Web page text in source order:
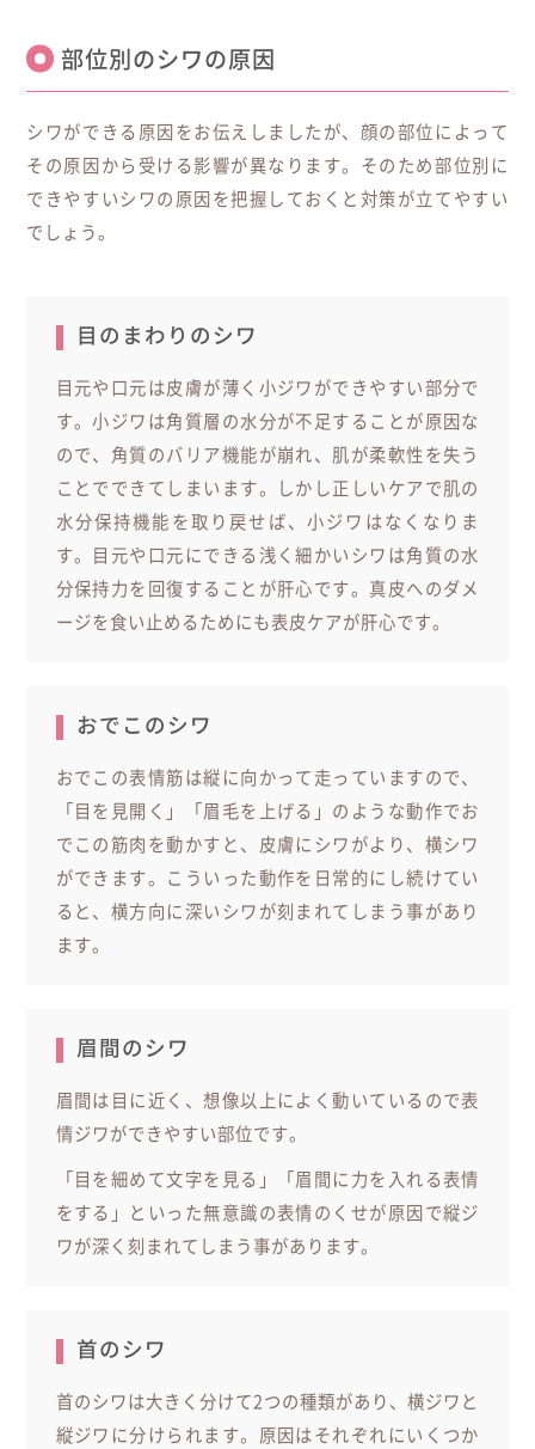
部位別のシワの原因
シワができる原因をお伝えしましたが、顔の部位によって
その原因から受ける影響が異なります。そのため部位別に
できやすいシワの原因を把握しておくと対策が立てやすい
でしょう。
目のまわりのシワ
目元や口元は皮膚が薄く小ジワができやすい部分で
す。小ジワは角質層の水分が不足することが原因な
ので、角質のバリア機能が崩れ、肌が柔軟性を失う
ことでできてしまいます。しかし正しいケアで肌の
水分保持機能を取り戻せば、小ジワはなくなりま
す。目元や口元にできる浅く細かいシワは角質の水
分保持力を回復することが肝心です。真皮へのダメ
ージを食い止めるためにも表皮ケアが肝心です。
おでこのシワ
おでこの表情筋は縦に向かって走っていますので、
「目を見開く」「眉毛を上げる」のような動作でお
でこの筋肉を動かすと、皮膚にシワがより、横シワ
ができます。こういった動作を日常的にし続けてい
ると、横方向に深いシワが刻まれてしまう事があり
ます。
眉間のシワ
眉間は目に近く、想像以上によく動いているので表
情ジワができやすい部位です。
「目を細めて文字を見る」「眉間に力を入れる表情
をする」といった無意識の表情のくせが原因で縦ジ
ワが深く刻まれてしまう事があります。
首のシワ
首のシワは大きく分けて2つの種類があり、横ジワと
縦ジワに分けられます。原因はそれぞれにいくつか